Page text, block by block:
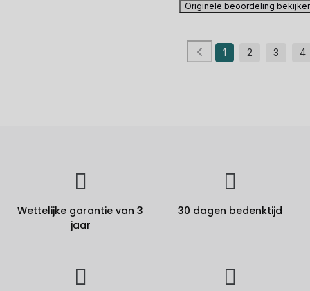
Originele beoordeling
1 2 3 4
Wettelijke garantie van 3
jaar
30 dagen bedenktijd